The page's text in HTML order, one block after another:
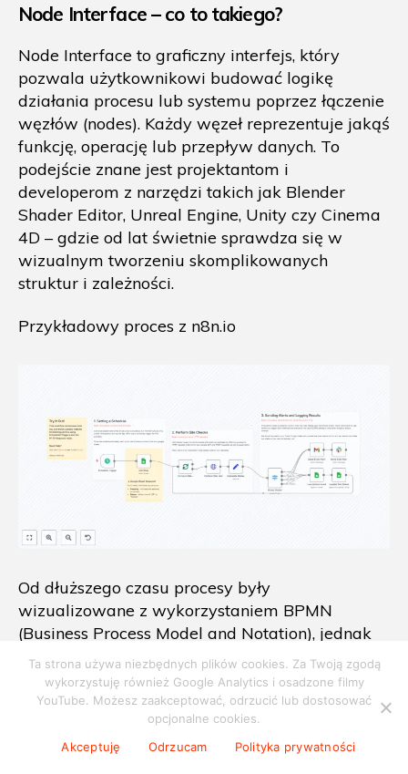
Node Interface – co to takiego?
Node Interface to graficzny interfejs, który
pozwala użytkownikowi budować logikę
działania procesu lub systemu poprzez łączenie
węzłów (nodes). Każdy węzeł reprezentuje jakąś
funkcję, operację lub przepływ danych. To
podejście znane jest projektantom i
developerom z narzędzi takich jak Blender
Shader Editor, Unreal Engine, Unity czy Cinema
4D – gdzie od lat świetnie sprawdza się w
wizualnym tworzeniu skomplikowanych
struktur i zależności.
Przykładowy proces z n8n.io
Od dłuższego czasu procesy były
wizualizowane z wykorzystaniem BPMN
(Business Process Model and Notation), jednak
zazwyczaj pełniły funkcję dokumentacyjną,
pełną i bardzo skomplikowaną zamiast model
wspierający współpracę między
Ta strona używa niezbędnych plików cookies. Za Twoją zgodą
wykorzystuję również Google Analytics i osadzone filmy
YouTube. Możesz zaakceptować, odrzucić lub dostosować
opcjonalne cookies.
Akceptuję
Odrzucam Polityka prywatności